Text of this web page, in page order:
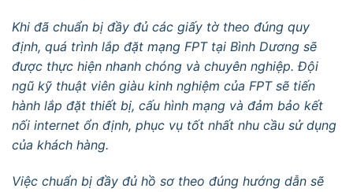
Khi đã chuẩn bị đầy đủ các giấy tờ theo đúng quy
định, quá trình lắp đặt mạng FPT tại Bình Dương sẽ
được thực hiện nhanh chóng và chuyên nghiệp. Đội
ngũ kỹ thuật viên giàu kinh nghiệm của FPT sẽ tiến
hành lắp đặt thiết bị, cấu hình mạng và đảm bảo kết
nối internet ổn định, phục vụ tốt nhất nhu cầu sử dụng
của khách hàng.
Việc chuẩn bị đầy đủ hồ sơ theo đúng hướng dẫn sẽ